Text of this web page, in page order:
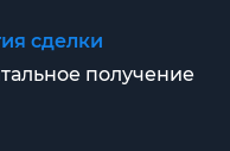
сделки
получение